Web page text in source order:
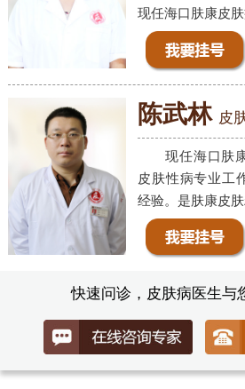
现任海口肤康皮
陈武林 皮
现任海口肤
皮肤性病专业工
经验。是肤康皮
快速问诊，皮肤病医生与